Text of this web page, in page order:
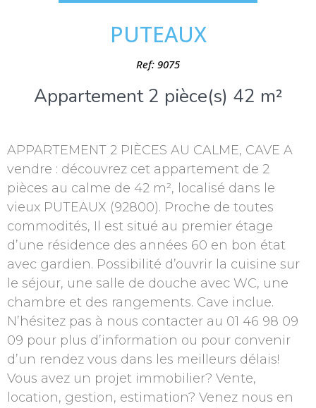
PUTEAUX
Ref: 9075
Appartement 2 pièce(s) 42 m²
APPARTEMENT 2 PIÈCES AU CALME, CAVE A
vendre : découvrez cet appartement de 2
pièces au calme de 42 m², localisé dans le
vieux PUTEAUX (92800). Proche de toutes
commodités, Il est situé au premier étage
d’une résidence des années 60 en bon état
avec gardien. Possibilité d’ouvrir la cuisine sur
le séjour, une salle de douche avec WC, une
chambre et des rangements. Cave inclue.
N’hésitez pas à nous contacter au 01 46 98 09
09 pour plus d’information ou pour convenir
d’un rendez vous dans les meilleurs délais!
Vous avez un projet immobilier? Vente,
location, gestion, estimation? Venez nous en